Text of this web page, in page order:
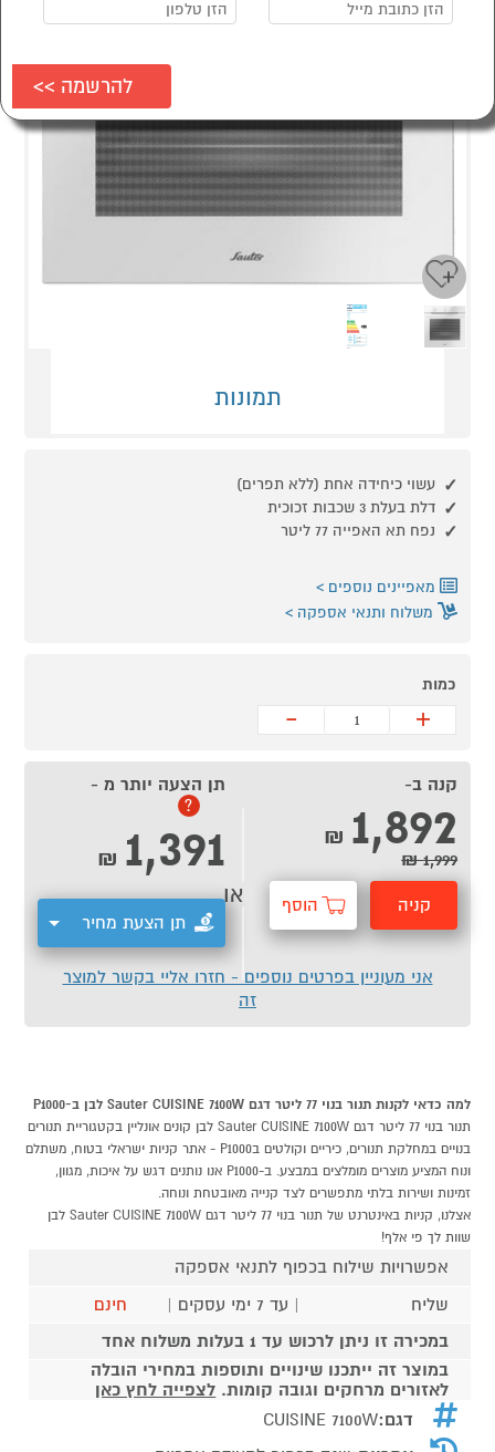
תמונות
עשוי כיחידה אחת (ללא תפרים)
דלת בעלת 3 שכבות זכוכית
נפח תא האפייה 77 ליטר
מאפיינים נוספים
משלוח ותנאי אספקה
כמות
+
-
קנה ב-
1,892
₪
1,999 ₪
קניה הוסף
תן הצעה יותר מ -
?
1,391
₪
תן הצעת מחיר
או
אני מעוניין בפרטים נוספים - חזרו אליי בקשר למוצר
זה
למה כדאי לקנות תנור בנוי 77 ליטר דגם Sauter CUISINE 7100W לבן ב-P1000
תנור בנוי 77 ליטר דגם Sauter CUISINE 7100W לבן קונים אונליין בקטגוריית תנורים
בנויים במחלקת תנורים, כיריים וקולטים בP1000 - אתר קניות ישראלי בטוח, משתלם
ונוח המציע מוצרים מומלצים במבצע. ב-P1000 אנו נותנים דגש על איכות, מגוון,
זמינות ושירות בלתי מתפשרים לצד קנייה מאובטחת ונוחה.
אצלנו, קניות באינטרנט של תנור בנוי 77 ליטר דגם Sauter CUISINE 7100W לבן
שוות לך פי אלף!
אפשרויות שילוח בכפוף לתנאי אספקה
שליח
| עד 7 ימי עסקים |
חינם
במכירה זו ניתן לרכוש עד 1 בעלות משלוח אחד
במוצר זה ייתכנו שינויים ותוספות במחירי הובלה
לאזורים מרחקים וגובה קומות. לצפייה לחץ כאן
דגם:CUISINE 7100W